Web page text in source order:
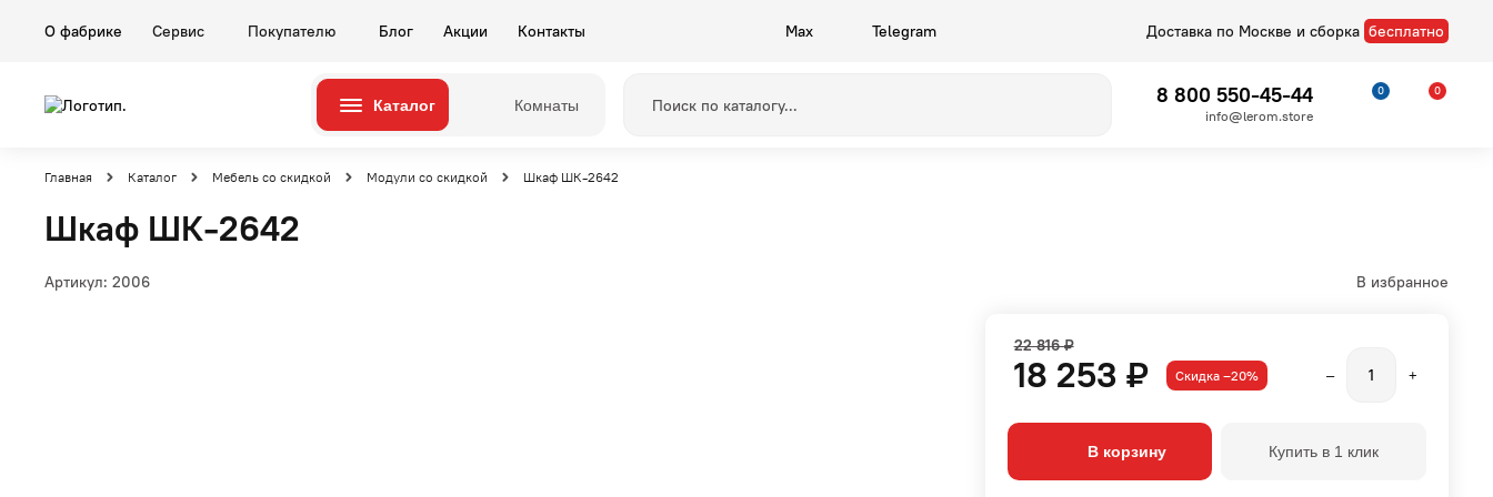
О фабрике Сервис Покупателю Блог Акции Контакты Max Telegram Доставка по Москве и сборка бесплатно
Каталог
Серии
Стелла
Комнаты
Комнаты
Детские
8 800 550-45-44
info@lerom.store
0 0
Главная Каталог Мебель со скидкой Модули со скидкой Шкаф ШК-2642
Шкаф ШК-2642
Артикул: 2006 В избранное
22 816 ₽
18 253 ₽ Скидка –20% – +
В корзину Купить в 1 клик